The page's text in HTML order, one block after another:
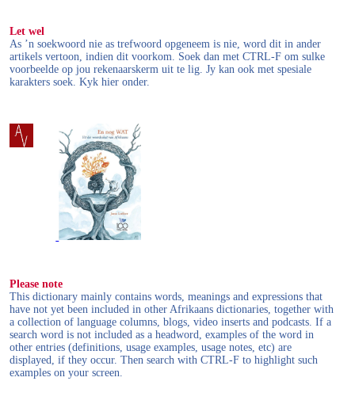
Let wel
As ’n soekwoord nie as trefwoord opgeneem is nie, word dit in ander
artikels vertoon, indien dit voorkom. Soek dan met CTRL-F om sulke
voorbeelde op jou rekenaarskerm uit te lig. Jy kan ook met spesiale
karakters soek. Kyk hier onder.
Please note
This dictionary mainly contains words, meanings and expressions that
have not yet been included in other Afrikaans dictionaries, together with
a collection of language columns, blogs, video inserts and podcasts. If a
search word is not included as a headword, examples of the word in
other entries (definitions, usage examples, usage notes, etc) are
displayed, if they occur. Then search with CTRL-F to highlight such
examples on your screen.